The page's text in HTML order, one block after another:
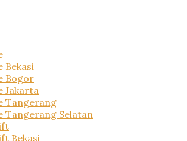
Bekasi
Bogor
Jakarta
Tangerang
Tangerang Selatan
Bekasi